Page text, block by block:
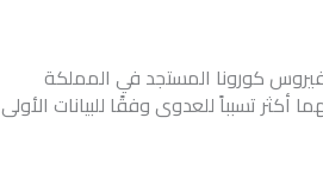
جديدتين من فيروس سارس-كوف-2 المعروف بفيروس كورونا المستجد في المملكة
تسبباً للعدوى وفقًا للبيانات الأولى